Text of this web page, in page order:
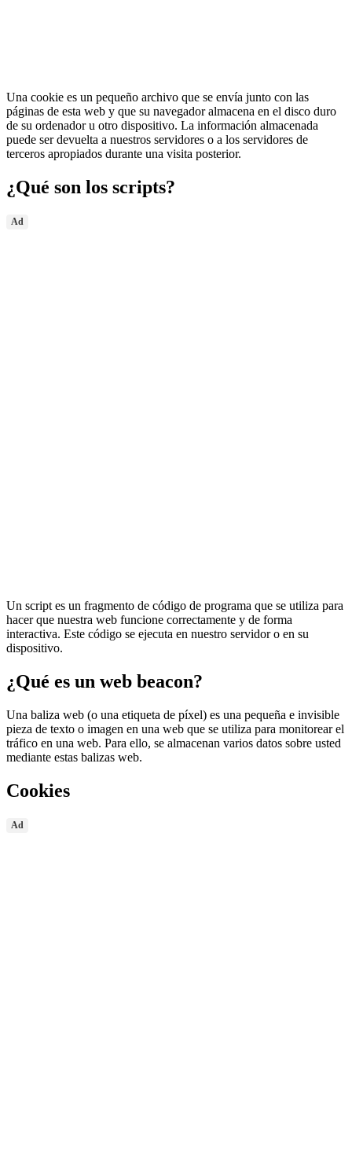
Una cookie es un pequeño archivo que se envía junto con las
páginas de esta web y que su navegador almacena en el disco duro
de su ordenador u otro dispositivo. La información almacenada
puede ser devuelta a nuestros servidores o a los servidores de
terceros apropiados durante una visita posterior.
¿Qué son los scripts?
Ad
Un script es un fragmento de código de programa que se utiliza para
hacer que nuestra web funcione correctamente y de forma
interactiva. Este código se ejecuta en nuestro servidor o en su
dispositivo.
¿Qué es un web beacon?
Una baliza web (o una etiqueta de píxel) es una pequeña e invisible
pieza de texto o imagen en una web que se utiliza para monitorear el
tráfico en una web. Para ello, se almacenan varios datos sobre usted
mediante estas balizas web.
Cookies
Ad